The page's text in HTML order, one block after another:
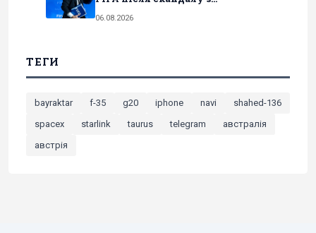
06.08.2026
ТЕГИ
bayraktar f-35 g20 iphone navi
shahed-136
spacex
starlink taurus telegram
австралія
австрія